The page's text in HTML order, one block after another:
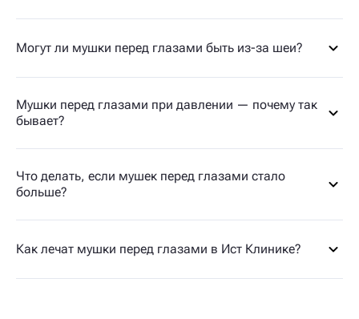
Могут ли мушки перед глазами быть из-за шеи?
Мушки перед глазами при давлении — почему так
бывает?
Что делать, если мушек перед глазами стало
больше?
Как лечат мушки перед глазами в Ист Клинике?